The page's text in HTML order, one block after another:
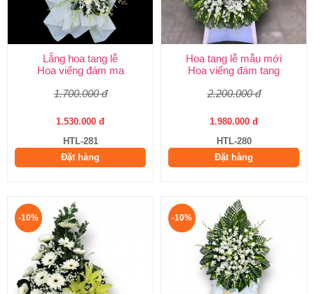
Lẵng hoa tang lễ
Hoa viếng đám ma
1.700.000 đ
1.530.000 đ
HTL-281
Đặt hàng
Hoa tang lễ mẫu mới
Hoa viếng đám tang
2.200.000 đ
1.980.000 đ
HTL-280
Đặt hàng
-10% -10%